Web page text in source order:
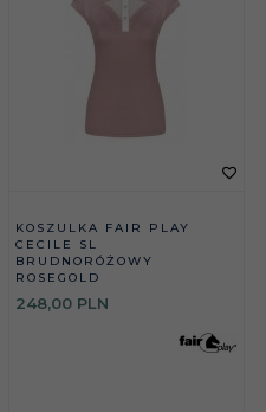
KOSZULKA FAIR PLAY
CECILE SL
BRUDNORÓŻOWY
ROSEGOLD
248,00 PLN